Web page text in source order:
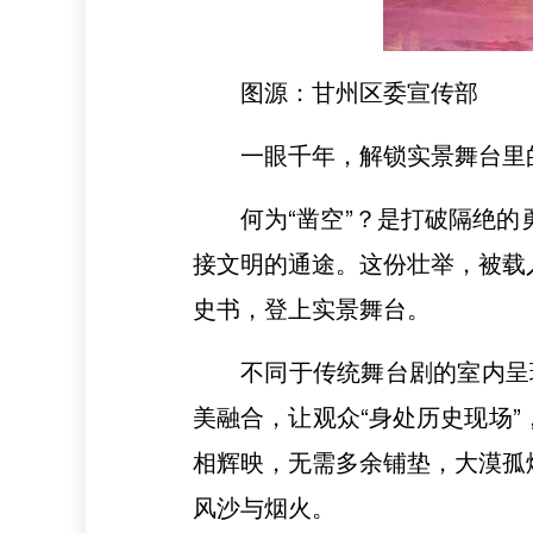
图源：甘州区委宣传部
一眼千年，解锁实景舞台
何为“凿空”？是打破隔绝
接文明的通途。这份壮举，被
史书，登上实景舞台。
不同于传统舞台剧的室内
美融合，让观众“身处历史现场
相辉映，无需多余铺垫，大漠
风沙与烟火。